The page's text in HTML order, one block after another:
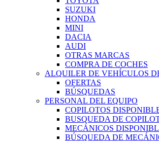
SUZUKI
HONDA
MINI
DACIA
AUDI
OTRAS MARCAS
COMPRA DE COCHES
ALQUILER DE VEHÍCULOS
OFERTAS
BÚSQUEDAS
PERSONAL DEL EQUIPO
COPILOTOS
BUSQUEDA DE
MECÁNICOS
BÚSQUEDA DE